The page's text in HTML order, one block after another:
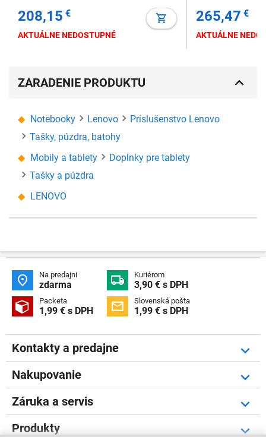
208,15 €
AKTUÁLNE NEDOSTUPNÉ
265,47 €
AKTUÁLNE
ZARADENIE PRODUKTU
Notebooky Lenovo
Príslušenstvo Lenovo
Tašky, púzdra, batohy
Mobily a tablety
Doplnky pre tablety
Tašky a púzdra
LENOVO
 Na predajni
zdarma  Kuriérom
3,90 € s DPH
 Packeta
1,99 € s DPH  Slovenská pošta
1,99 € s DPH
Kontakty a predajne
Nakupovanie
Záruka a servis
Produkty